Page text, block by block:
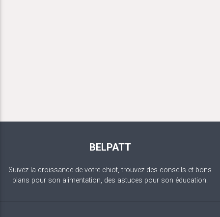
BELPATT
Suivez la croissance de votre chiot, trouvez des conseils et bons
plans pour son alimentation, des astuces pour son éducation.